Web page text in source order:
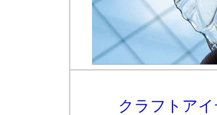
クラフトア